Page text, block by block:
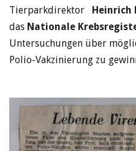
Tierparkdirektor Heinrich
das Nationale
Untersuchungen über
Polio-Vakzinierung zu